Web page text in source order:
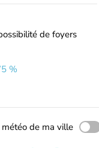
de foyers
%
météo de ma ville